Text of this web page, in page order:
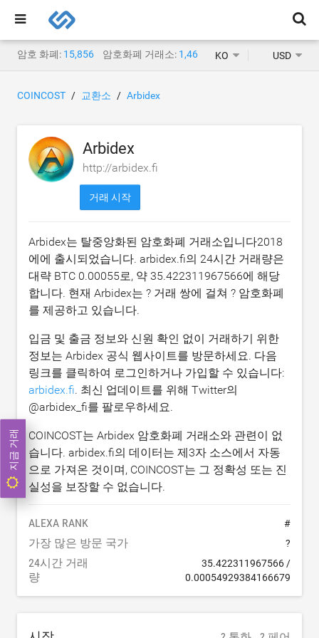
암호 화폐: 15,856 암호화폐 거래소: 1,467 KO USD
COINCOST 교환소 Arbidex
Arbidex
http://arbidex.fi
거래 시작
Arbidex는 탈중앙화된 암호화폐 거래소입니다2018
에에 출시되었습니다. arbidex.fi의 24시간 거래량은
대략 BTC 0.00055로, 약 35.422311967566에 해당
합니다. 현재 Arbidex는 ? 거래 쌍에 걸쳐 ? 암호화폐
를 제공하고 있습니다.
입금 및 출금 정보와 신원 확인 없이 거래하기 위한
정보는 Arbidex 공식 웹사이트를 방문하세요. 다음
링크를 클릭하여 로그인하거나 가입할 수 있습니다:
arbidex.fi. 최신 업데이트를 위해 Twitter의
@arbidex_fi를 팔로우하세요.
COINCOST는 Arbidex 암호화폐 거래소와 관련이 없
습니다. arbidex.fi의 데이터는 제3자 소스에서 자동
으로 가져온 것이며, COINCOST는 그 정확성 또는 진
실성을 보장할 수 없습니다.
ALEXA RANK #
가장 많은 방문 국가 ?
24시간 거래
량
35.422311967566 /
0.00054929384166679
지금 거래